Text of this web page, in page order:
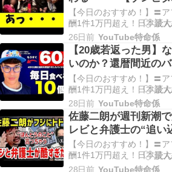
日更新！↓ ↓ ↓ ↓ ↓ ↓ ↓ …
野球】
【今日のおすすめ！】〓
酬1件1万円超え！日本最
ASPインフォカート〓 【
らない！？〓【PR】ムレ
パンツ・食い込み…今日
【PR】40代・50代の本物
日更新！↓ ↓ ↓ ↓ ↓ ↓ ↓ …
26日前 YouTube特命係
【20歳若返った男】
いのか？還暦間近の
が実践する若返り習
運動、サプリメント
【今日のおすすめ！】〓
酬1件1万円超え！日本最
ASPインフォカート〓 【
らない！？〓【PR】ムレ
パンツ・食い込み…今日の
【PR】40代・50代の本物
日更新！↓ ↓ ↓ ↓ ↓ ↓ ↓ …
28日前 YouTube特命係
佐藤二朗が週刊新潮
レビと弁護士の“追い
上に酷かった
【今日のおすすめ！】〓
酬1件1万円超え！日本最
ASPインフォカート〓 【
28日前 YouTube特命係